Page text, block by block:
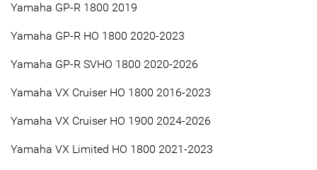
Yamaha GP-R 1800 2019
Yamaha GP-R HO 1800 2020-2023
Yamaha GP-R SVHO 1800 2020-2026
Yamaha VX Cruiser HO 1800 2016-2023
Yamaha VX Cruiser HO 1900 2024-2026
Yamaha VX Limited HO 1800 2021-2023